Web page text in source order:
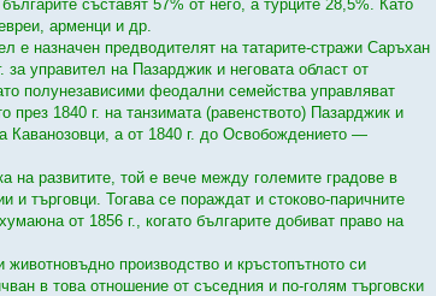
съставят 57% от него, а турците 28,5%. Като
арменци и др.
е назначен предводителят на татарите-стражи Саръхан
управител на Пазарджик и неговата област от
полунезависими феодални семейства управляват
през 1840 г. на танзимата (равенството) Пазарджик и
Каванозовци, а от 1840 г. до Освобождението —
на развитите, той е вече между големите градове в
и търговци. Тогава се пораждат и стоково-паричните
от 1856 г., когато българите добиват право на
производство и кръстопътното си
в това отношение от съседния и по-голям търговски